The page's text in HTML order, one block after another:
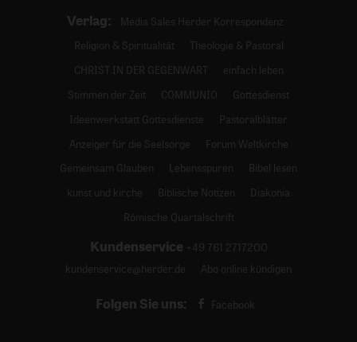
Verlag:
Media Sales Herder Korrespondenz
Religion & Spiritualität
Theologie & Pastoral
CHRIST IN DER GEGENWART
einfach leben
Stimmen der Zeit
COMMUNIO
Gottesdienst
Ideenwerkstatt Gottesdienste
Pastoralblätter
Anzeiger für die Seelsorge
Forum Weltkirche
Gemeinsam Glauben
Lebensspuren
Bibel lesen
kunst und kirche
Biblische Notizen
Diakonia
Römische Quartalschrift
Kundenservice +49 761 2717200
kundenservice@herder.de
Abo online kündigen
Folgen Sie uns: Facebook